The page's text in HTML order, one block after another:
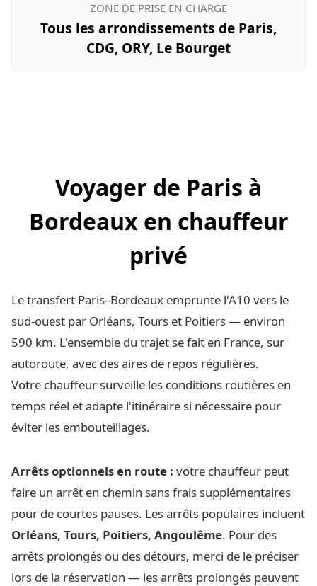
ZONE DE PRISE EN CHARGE
Tous les arrondissements de Paris,
CDG, ORY, Le Bourget
Voyager de Paris à
Bordeaux en chauffeur
privé
Le transfert Paris–Bordeaux emprunte l'A10 vers le
sud-ouest par Orléans, Tours et Poitiers — environ
590 km. L'ensemble du trajet se fait en France, sur
autoroute, avec des aires de repos régulières.
Votre chauffeur surveille les conditions routières en
temps réel et adapte l'itinéraire si nécessaire pour
éviter les embouteillages.
Arrêts optionnels en route : votre chauffeur peut
faire un arrêt en chemin sans frais supplémentaires
pour de courtes pauses. Les arrêts populaires incluent
Orléans, Tours, Poitiers, Angoulême. Pour des
arrêts prolongés ou des détours, merci de le préciser
lors de la réservation — les arrêts prolongés peuvent